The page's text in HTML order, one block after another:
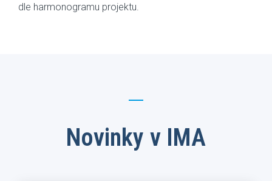
dle harmonogramu projektu.
Novinky v IMA